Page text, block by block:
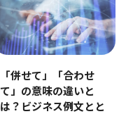
「併せて」「合わせ
て」の意味の違いと
は？ビジネス例文とと